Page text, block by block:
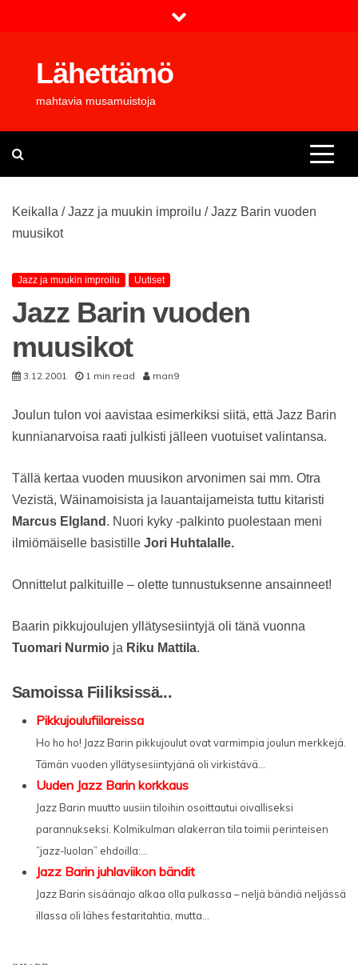
Lähettämö
mahtavia musamuistoja
Keikalla /Jazz ja muukin improilu /Jazz Barin vuoden
muusikot
Jazz ja muukin improilu Uutiset
Jazz Barin vuoden
muusikot
3.12.2001 1 min read man9
Joulun tulon voi aavistaa esimerkiksi siitä, että Jazz Barin
kunnianarvoisa raati julkisti jälleen vuotuiset valintansa.
Tällä kertaa vuoden muusikon arvonimen sai mm. Otra
Vezistä, Wäinamoisista ja lauantaijameista tuttu kitaristi
Marcus Elgland . Nuori kyky -palkinto puolestaan meni
ilmiömäiselle basistille Jori Huhtalalle.
Onnittelut palkituille – olette tunnustuksenne ansainneet!
Baarin pikkujoulujen yllätysesiintyjä oli tänä vuonna
Tuomari Nurmio ja Riku Mattila.
Samoissa Fiiliksissä...
Pikkujoulufiilareissa
Ho ho ho! Jazz Barin pikkujoulut ovat varmimpia joulun merkkejä.
Tämän vuoden yllätysesiintyjänä oli virkistävä...
Uuden Jazz Barin korkkaus
Jazz Barin muutto uusiin tiloihin osoittautui oivalliseksi
parannukseksi. Kolmikulman alakerran tila toimii perinteisen
”jazz-luolan” ehdoilla:...
Jazz Barin juhlaviikon bändit
Jazz Barin sisäänajo alkaa olla pulkassa – neljä bändiä neljässä
illassa oli lähes festaritahtia, mutta...